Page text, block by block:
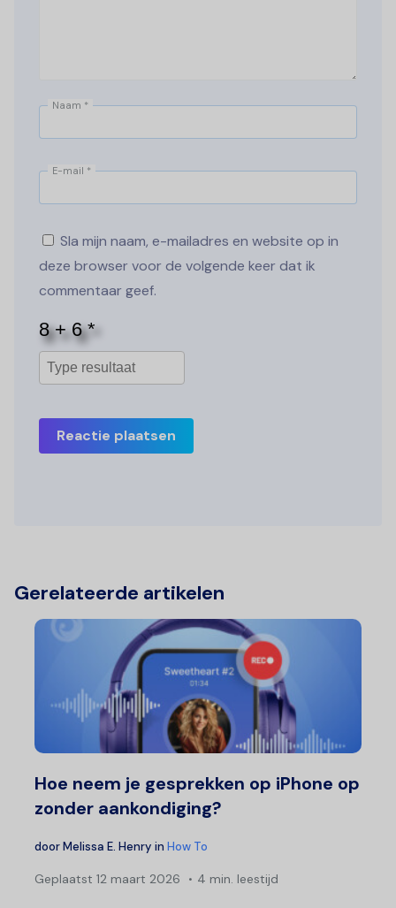
Naam *
E-mail *
Sla mijn naam, e-mailadres en website op in
deze browser voor de volgende keer dat ik
commentaar geef.
Reactie plaatsen
Gerelateerde artikelen
Hoe neem je gesprekken op iPhone op
zonder aankondiging?
doorMelissa E. Henry in How To
Geplaatst 12 maart 2026 4 min. leestijd